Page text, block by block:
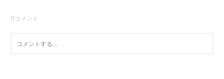
0コメント